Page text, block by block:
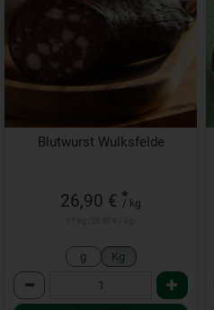
Blutwurst Wulksfelde
26,90 € *
/ kg
g Kg
Anzahl